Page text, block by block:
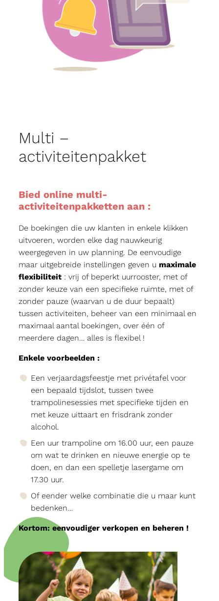
Multi –
activiteitenpakket
Bied online multi-
activiteitenpakketten aan :
De boekingen die uw klanten in enkele klikken
uitvoeren, worden elke dag nauwkeurig
weergegeven in uw planning. De eenvoudige
maar uitgebreide instellingen geven u maximale
flexibiliteit : vrij of beperkt uurrooster, met of
zonder keuze van een specifieke ruimte, met of
zonder pauze (waarvan u de duur bepaalt)
tussen activiteiten, beheer van een minimaal en
maximaal aantal boekingen, over één of
meerdere dagen… alles is flexibel !
Enkele voorbeelden :
Een verjaardagsfeestje met privétafel voor
een bepaald tijdslot, tussen twee
trampolinesessies met specifieke tijden en
met keuze uittaart en frisdrank zonder
alcohol.
Een uur trampoline om 16.00 uur, een pauze
om wat te drinken en nieuwe energie op te
doen, en dan een spelletje lasergame om
17.30 uur.
Of eender welke combinatie die u maar kunt
bedenken…
Kortom: eenvoudiger verkopen en beheren !